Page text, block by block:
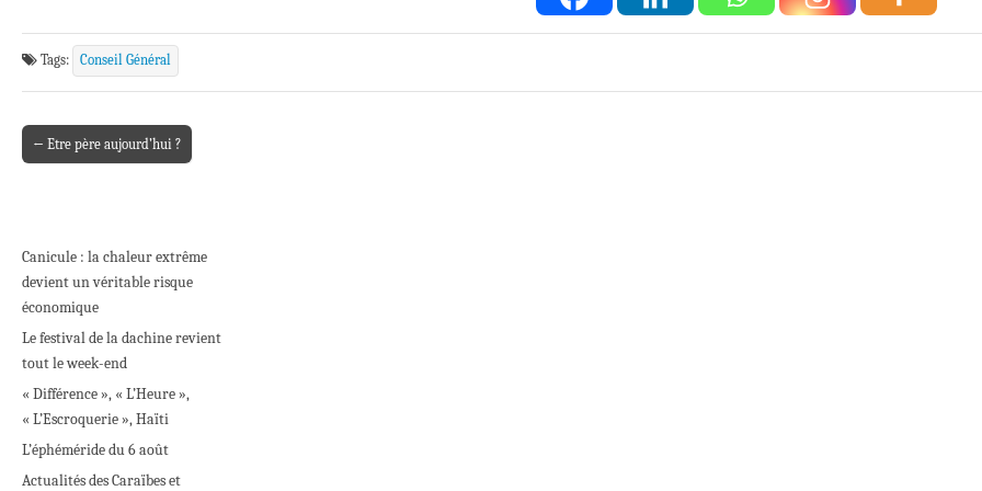
Tags: Conseil Général
Post navigation
← Etre père aujourd’hui ?
Canicule : la chaleur extrême
devient un véritable risque
économique
Le festival de la dachine revient
tout le week-end
« Différence », « L’Heure »,
« L’Escroquerie », Haïti
L’éphéméride du 6 août
Actualités des Caraïbes et